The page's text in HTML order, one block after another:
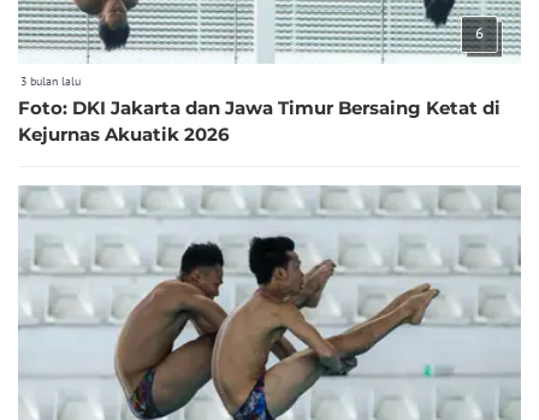
6
3 bulan lalu
Foto: DKI Jakarta dan Jawa Timur Bersaing Ketat di
Kejurnas Akuatik 2026